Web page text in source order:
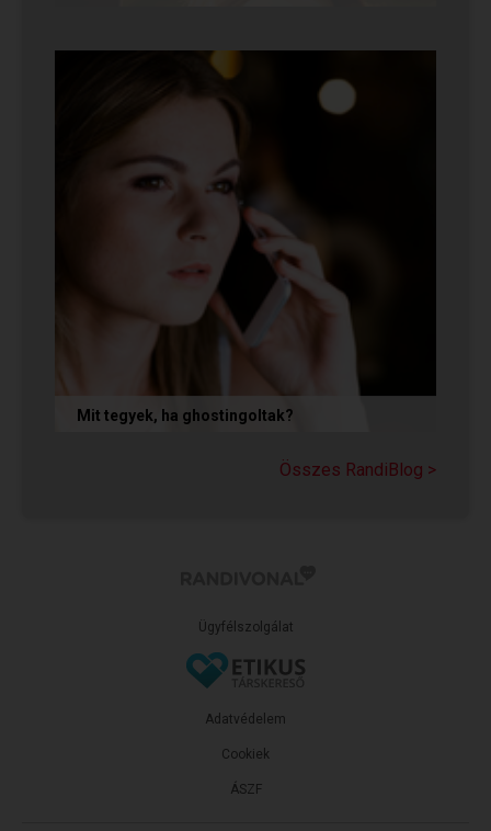
az azt jelenti, hogy nem...
Mit tegyek, ha ghostingoltak?
a legfontosabb teendőd: ne fuss utána, ne küldj
Összes RandiBlog >
Ügyfélszolgálat
ÁSZF
Adatvédelem
Cookiek